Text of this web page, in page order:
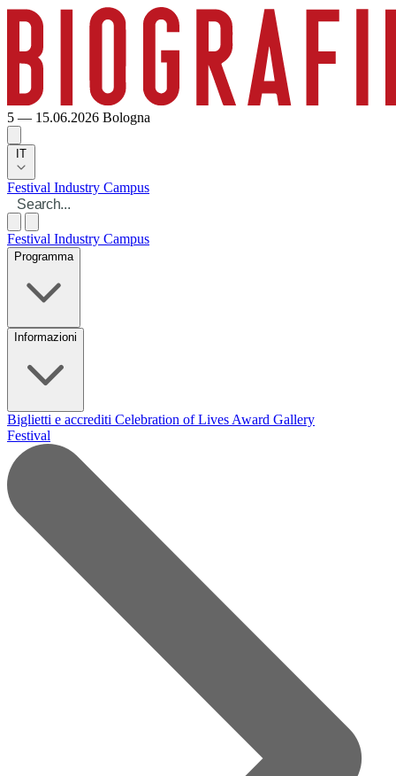
5 — 15.06.2026 Bologna
IT
Festival Industry Campus
Festival Industry Campus
Programma
Informazioni
Biglietti e accrediti Celebration of Lives Award Gallery
Festival